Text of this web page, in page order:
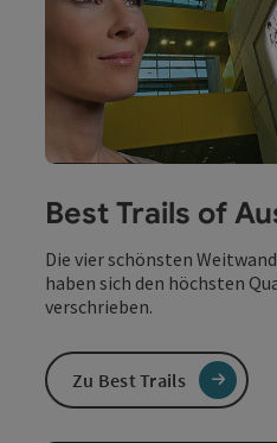
Best Trails of
Die vier schönsten
haben sich den höchsten
verschrieben.
Zu Best Trails